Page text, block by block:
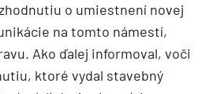
o umiestnení novej
na tomto námestí,
Ako ďalej informoval, voči
ktoré vydal stavebný